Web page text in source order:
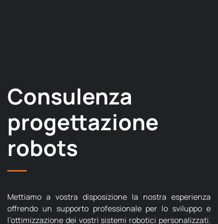
Consulenza
progettazione
robots
Mettiamo a vostra disposizione la nostra esperienza
offrendo un supporto professionale per lo sviluppo e
l’ottimizzazione dei vostri sistemi robotici personalizzati.